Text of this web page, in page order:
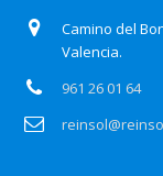
Camino del
Valencia.
961 26 01 64